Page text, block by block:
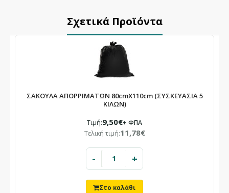
Σχετικά Προϊόντα
ΣΑΚΟΥΛΑ ΑΠΟΡΡΙΜΑΤΩΝ 80cmΧ110cm (ΣΥΣΚΕΥΑΣΙΑ 5
ΚΙΛΩΝ)
Τιμή:9,50€+ ΦΠΑ
Τελική τιμή:11,78€
- +